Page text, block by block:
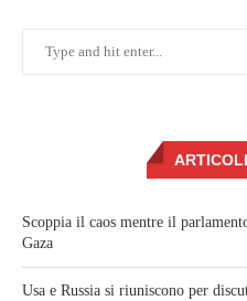
Scoppia il caos mentre il
Gaza
Usa e Russia si riuniscono per